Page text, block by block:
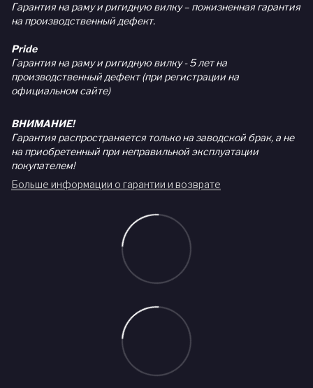
Гарантия на раму и ригидную вилку – пожизненная гарантия
на производственный дефект.
Pride
Гарантия на раму и ригидную вилку - 5 лет на
производственный дефект (при регистрации на
официальном сайте)
ВНИМАНИЕ!
Гарантия распространяется только на заводской брак, а не
на приобретенный при неправильной эксплуатации
покупателем!
Больше информации о гарантии и возврате